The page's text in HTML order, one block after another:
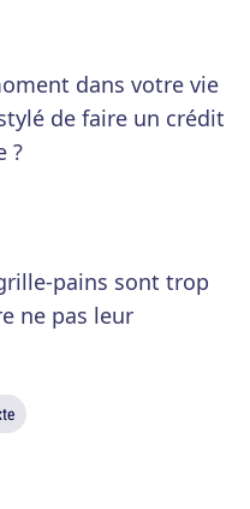
dans votre vie
de faire un crédit
?
pains sont trop
ne pas leur